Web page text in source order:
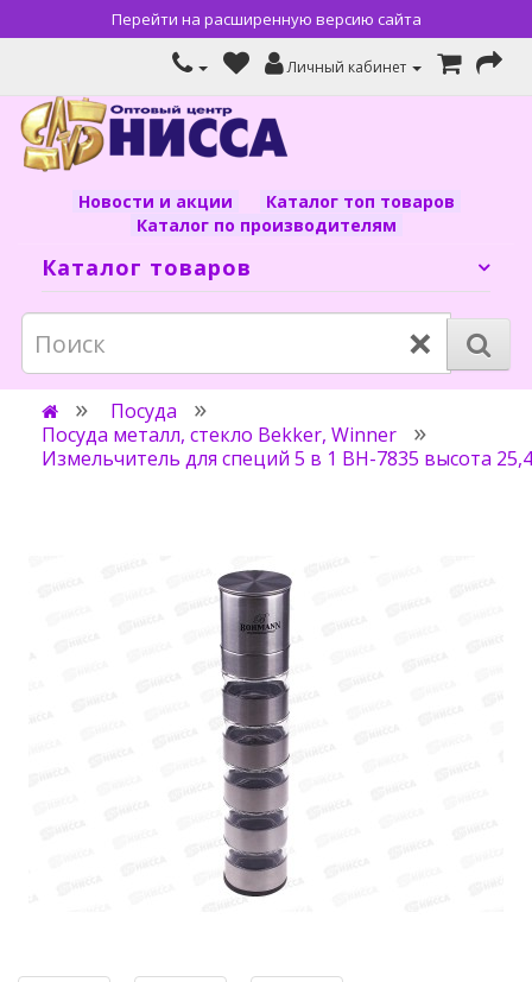
Перейти на расширенную версию сайта
Личный кабинет
Новости и акции
Каталог топ товаров
Каталог по производителям
Каталог товаров
×
Посуда
Посуда металл, стекло Bekker, Winner
Измельчитель для специй 5 в 1 ВН-7835 высота